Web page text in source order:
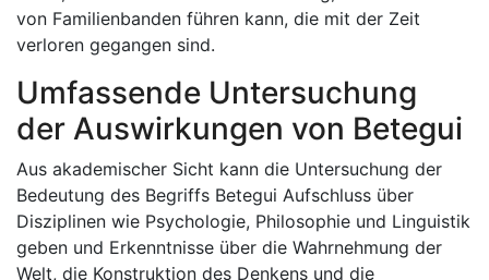
von Familienbanden führen kann, die mit der Zeit
verloren gegangen sind.
Umfassende Untersuchung
der Auswirkungen von Betegui
Aus akademischer Sicht kann die Untersuchung der
Bedeutung des Begriffs Betegui Aufschluss über
Disziplinen wie Psychologie, Philosophie und Linguistik
geben und Erkenntnisse über die Wahrnehmung der
Welt, die Konstruktion des Denkens und die